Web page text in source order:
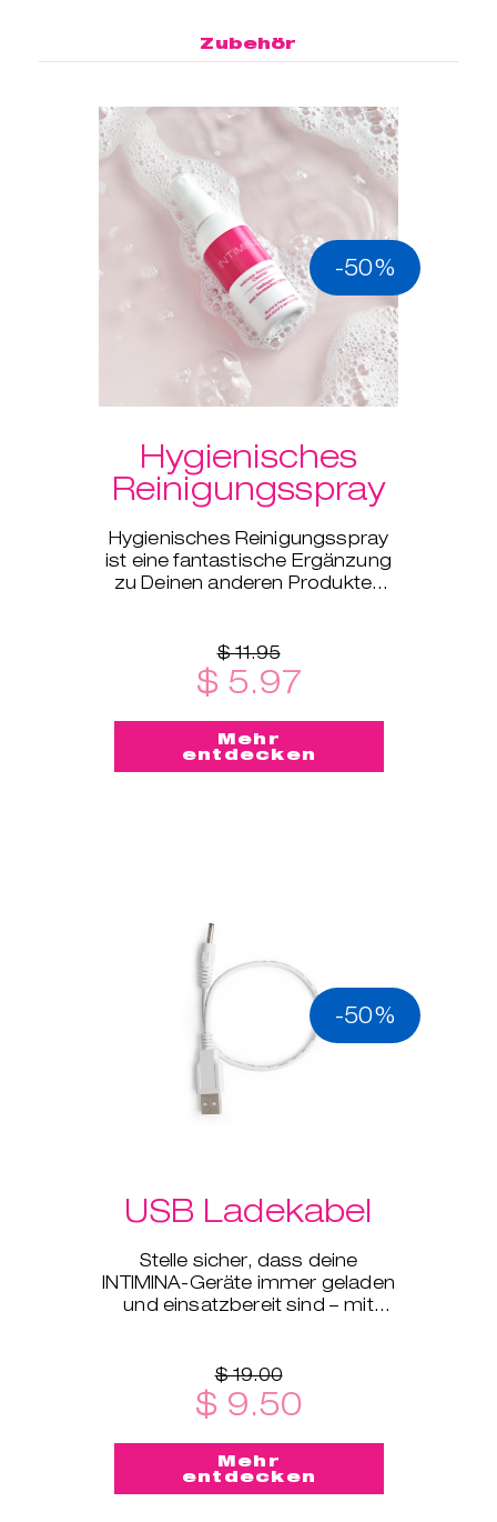
Zubehör
-50%
Hygienisches
Reinigungsspray
Hygienisches Reinigungsspray
ist eine fantastische Ergänzung
zu Deinen anderen Produkten
$ 11.95
$ 5.97
Mehr
entdecken
-50%
USB Ladekabel
Stelle sicher, dass deine
INTIMINA-Geräte immer geladen
und einsatzbereit sind – mit
Gerä
$ 19.00
$ 9.50
Mehr
entdecken